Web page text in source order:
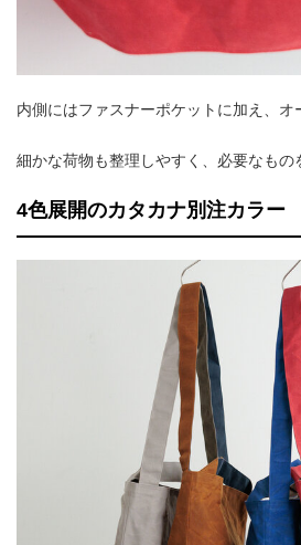
内側にはファスナーポケットに加え、オ
細かな荷物も整理しやすく、必要なもの
4色展開のカタカナ別注カラー